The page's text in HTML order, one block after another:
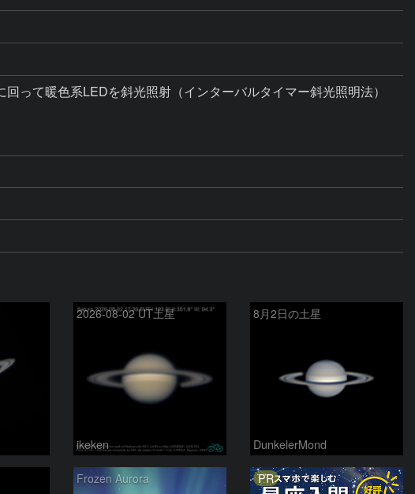
って暖色系LEDを斜光照射（インターバルタイマー斜光照明法）
2026-08-02 UT土星
ikeken
8月2日の土星
DunkelerMond
Frozen Aurora PR